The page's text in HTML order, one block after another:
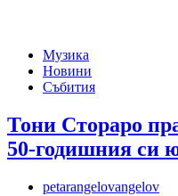
Музика
Новини
Събития
Тони Стораро
50-годишния си
petarangelovangelov